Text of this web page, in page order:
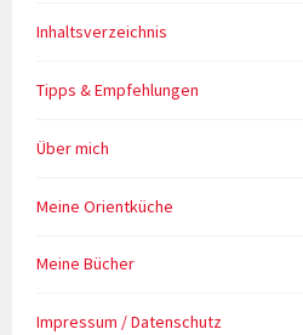
Inhaltsverzeichnis
Tipps & Empfehlungen
Über mich
Meine Orientküche
Meine Bücher
Impressum / Datenschutz